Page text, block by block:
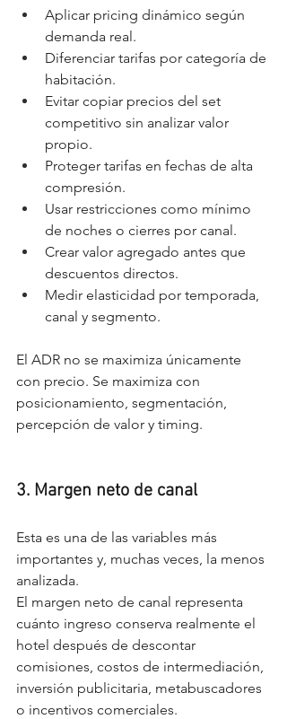
Aplicar pricing dinámico según
demanda real.
Diferenciar tarifas por categoría de
habitación.
Evitar copiar precios del set
competitivo sin analizar valor
propio.
Proteger tarifas en fechas de alta
compresión.
Usar restricciones como mínimo
de noches o cierres por canal.
Crear valor agregado antes que
descuentos directos.
Medir elasticidad por temporada,
canal y segmento.
El ADR no se maximiza únicamente
con precio. Se maximiza con
posicionamiento, segmentación,
percepción de valor y timing.
3. Margen neto de canal
Esta es una de las variables más
importantes y, muchas veces, la menos
analizada.
El margen neto de canal representa
cuánto ingreso conserva realmente el
hotel después de descontar
comisiones, costos de intermediación,
inversión publicitaria, metabuscadores
o incentivos comerciales.